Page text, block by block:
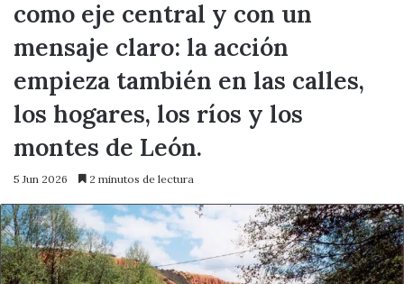
como eje central y con un
mensaje claro: la acción
empieza también en las calles,
los hogares, los ríos y los
montes de León.
5 Jun 2026 2 minutos de lectura